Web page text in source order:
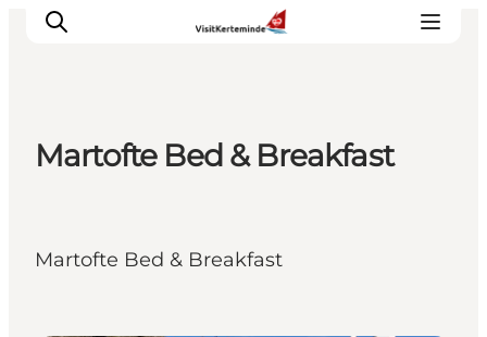
Spis godt
Martofte Bed & Breakfast
Martofte Bed & Breakfast